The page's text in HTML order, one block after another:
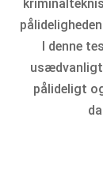
I denne
pålideligt